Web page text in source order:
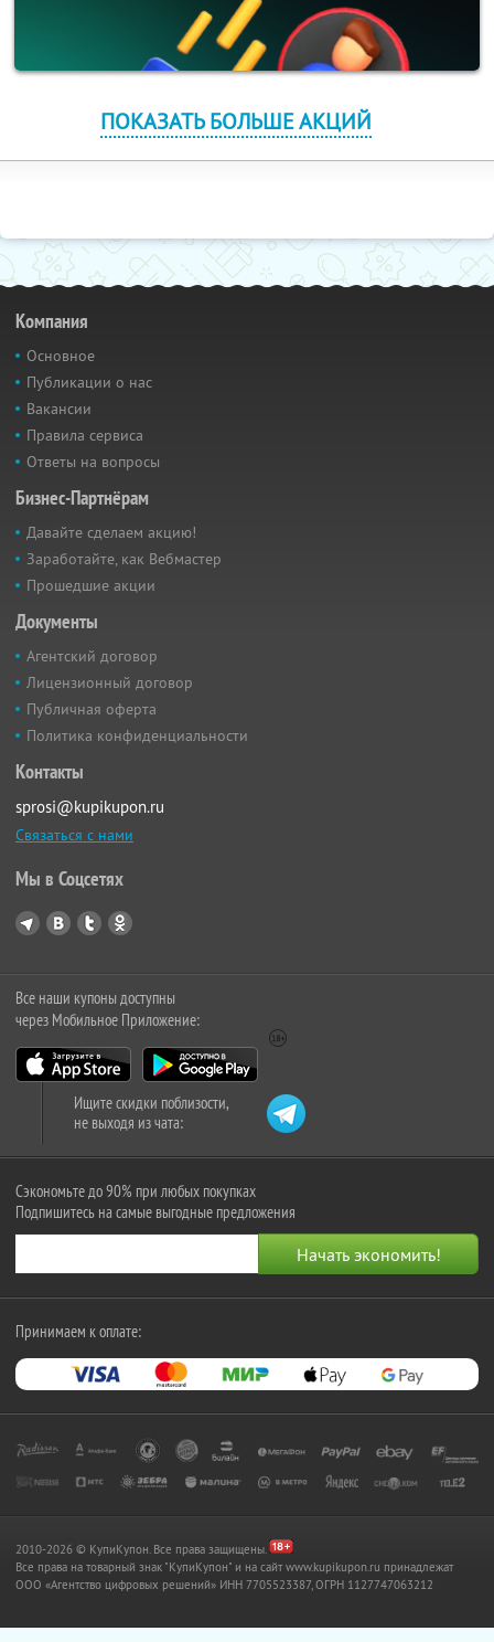
ПОКАЗАТЬ БОЛЬШЕ АКЦИЙ
Компания
Основное
Публикации о нас
Вакансии
Правила сервиса
Ответы на вопросы
Бизнес-Партнёрам
Давайте сделаем акцию!
Заработайте, как Вебмастер
Прошедшие акции
Документы
Агентский договор
Лицензионный договор
Публичная оферта
Политика конфиденциальности
Контакты
sprosi@kupikupon.ru
Связаться с нами
Мы в Соцсетях
Все наши купоны доступны
через Мобильное Приложение:
Ищите скидки поблизости,
не выходя из чата:
Сэкономьте до 90% при любых покупках
Подпишитесь на самые выгодные предложения
Принимаем к оплате:
2010-2026 © КупиКупон. Все права защищены.
Все права на товарный знак "КупиКупон" и на сайт www.kupikupon.ru принадлежат
OOO «Агентство цифровых решений» ИНН 7705523387, ОГРН 1127747063212